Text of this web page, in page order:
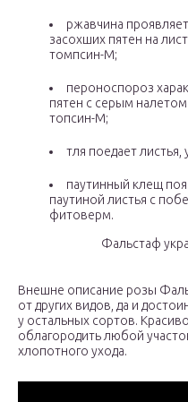
ржавчина
засохших пятен на
томпсин-М;
пероноспороз
пятен с серым
топсин-М;
тля поедает
паутинный клещ
паутиной листья с
фитоверм.
Фальстаф
Внешне описание розы
от других видов, да и
у остальных сортов.
облагородить любой
хлопотного ухода.